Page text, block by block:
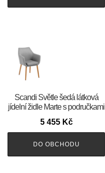
Scandi Světle šedá látková
jídelní židle Marte s područkami
5 455 Kč
DO OBCHODU